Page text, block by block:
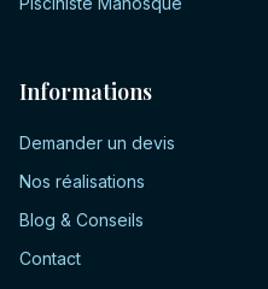
Informations
Demander un devis
Nos réalisations
Blog & Conseils
Contact